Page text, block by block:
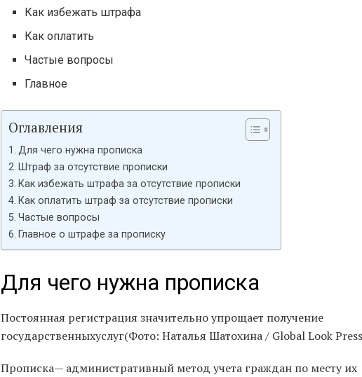
Как избежать штрафа
Как оплатить
Частые вопросы
Главное
Оглавления
Для чего нужна прописка
Штраф за отсутствие прописки
Как избежать штрафа за отсутствие прописки
Как оплатить штраф за отсутствие прописки
Частые вопросы
Главное о штрафе за прописку
Для чего нужна прописка
Постоянная регистрация значительно упрощает получение
государственныхуслуг(Фото: Наталья Шатохина / Global Look
Прописка— административный метод учета граждан по месту их